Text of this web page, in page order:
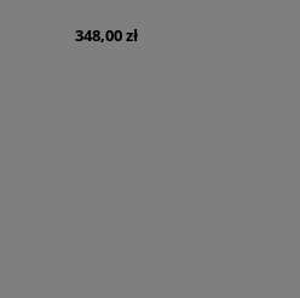
348,00 zł